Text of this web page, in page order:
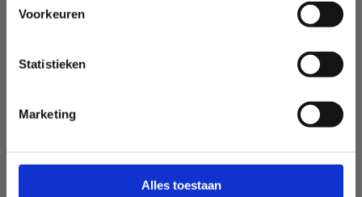
Voorkeuren
Statistieken
Marketing
Alles toestaan
Sport Vlaanderen Heusden-Zolder